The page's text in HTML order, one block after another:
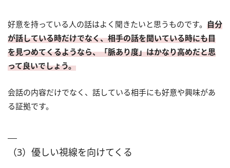
好意を持っている人の話はよく聞きたいと思うものです。 自分
が話している時だけでなく、相手の話を聞いている時にも目
を見つめてくるようなら、「脈あり度」はかなり高めだと思
って良いでしょう。
会話の内容だけでなく、話している相手にも好意や興味があ
る証拠です。
（3）優しい視線を向けてくる